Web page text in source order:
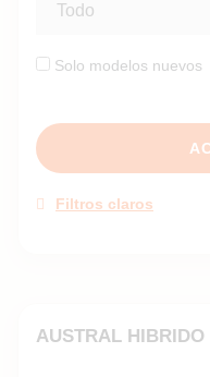
Todo
Solo modelos nuevos
Filtros claros
AUSTRAL